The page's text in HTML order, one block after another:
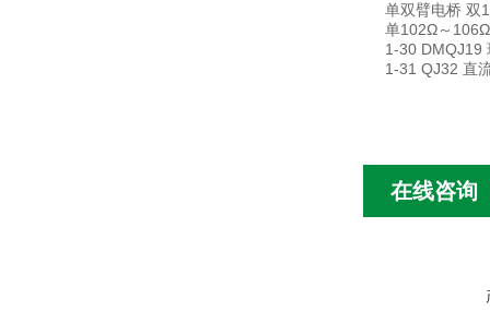
单双臂电桥 双
单102Ω～
1-30 DMQJ19
1-31 QJ32 直
在线咨询